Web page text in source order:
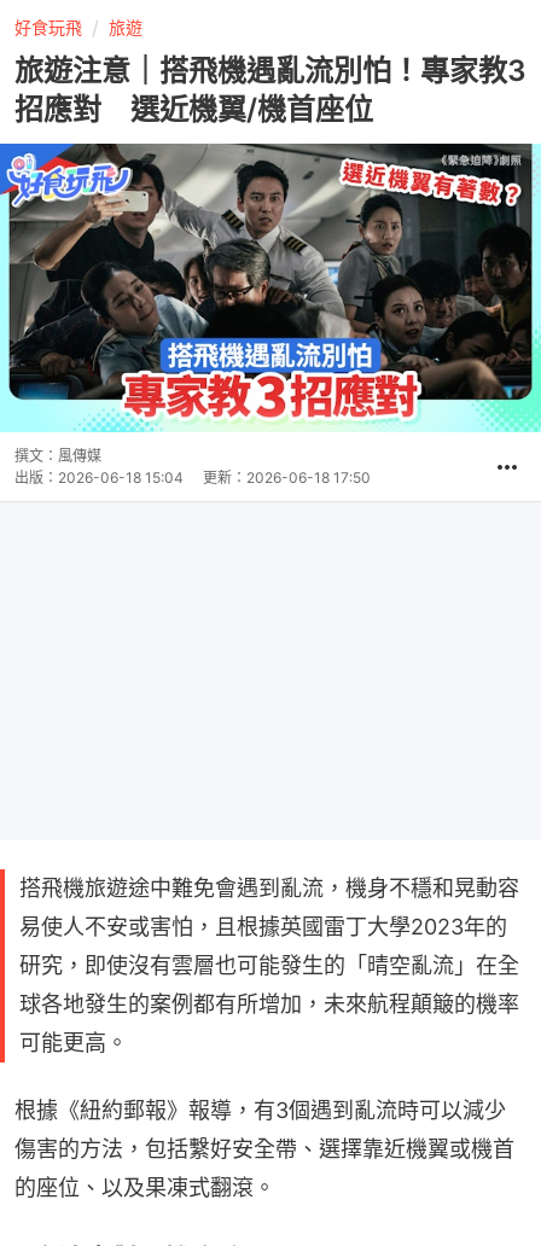
好食玩飛 旅遊
旅遊注意｜搭飛機遇亂流別怕！專家教3
招應對 選近機翼/機首座位
撰文： 風傳媒
出版： 2026-06-18 15:04 更新： 2026-06-18 17:50
搭飛機旅遊途中難免會遇到亂流，機身不穩和晃動容
易使人不安或害怕，且根據英國雷丁大學2023年的
研究，即使沒有雲層也可能發生的「晴空亂流」在全
球各地發生的案例都有所增加，未來航程顛簸的機率
可能更高。
根據《紐約郵報》報導，有3個遇到亂流時可以減少
傷害的方法，包括繫好安全帶、選擇靠近機翼或機首
的座位、以及果凍式翻滾。